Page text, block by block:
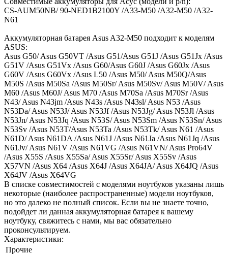
CS-AUM50NB/ 90-NED1B2100Y /A33-M50 /A32-M50 /A32-
N61
Аккумуляторная батарея Asus A32-M50 подходит к моделям
ASUS:
Asus G50/ Asus G50VT /Asus G51/Asus G51J /Asus G51Jx /Asus
G51V /Asus G51Vx /Asus G60/Asus G60J /Asus G60Jx /Asus
G60V /Asus G60Vx /Asus L50 /Asus M50/ Asus M50Q/Asus
M50S /Asus M50Sa /Asus M50Sr/ Asus M50Sv/ Asus M50V/ Asus
M60 /Asus M60J/ Asus M70 /Asus M70Sa /Asus M70Sr /Asus
N43/ Asus N43jm /Asus N43s /Asus N43sl/ Asus N53 /Asus
N53Da/ Asus N53J/ Asus N53Jf /Asus N53Jg/ Asus N53Jl /Asus
N53Jn/ Asus N53Jq /Asus N53S/ Asus N53Sm /Asus N53Sn/ Asus
N53Sv /Asus N53T/Asus N53Ta /Asus N53Tk/ Asus N61 /Asus
N61D/ Asus N61DA /Asus N61J /Asus N61Ja /Asus N61Jq /Asus
N61Jv/ Asus N61V /Asus N61VG /Asus N61VN/ Asus Pro64V
/Asus X55S /Asus X55Sa/ Asus X55Sr/ Asus X55Sv /Asus
X57VN /Asus X64 /Asus X64J /Asus X64JA/ Asus X64JQ /Asus
X64JV /Asus X64VG
В списке совместимостей с моделями ноутбуков указаны лишь
некоторые (наиболее распространенные) модели ноутбуков,
но это далеко не полный список. Если вы не знаете точно,
подойдет ли данная аккумуляторная батарея к вашему
ноутбуку, свяжитесь с нами, мы вас обязательно
проконсультируем.
Характеристики:
Прочие